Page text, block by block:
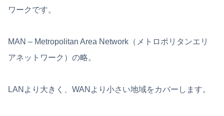
ワークです。
MAN – Metropolitan Area Network（メトロポリタンエリ
アネットワーク）の略。
LANより大きく、WANより小さい地域をカバーします。